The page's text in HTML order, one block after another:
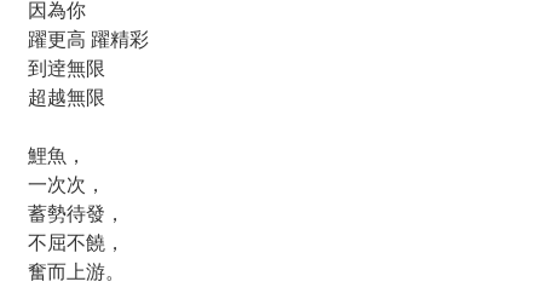
因為你
躍更高 躍精彩
到逹無限
超越無限
鯉魚，
一次次，
蓄勢待發，
不屈不饒，
奮而上游。